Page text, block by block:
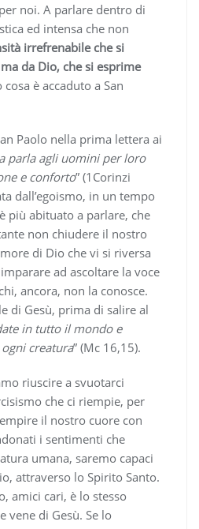
noi. A parlare dentro di
ed intensa che non
irrefrenabile che si
da Dio, che si esprime
cosa è accaduto a San
Paolo nella prima lettera ai
parla agli uomini per loro
e conforto” (1Corinzi
dall’egoismo, in un tempo
più abituato a parlare, che
non chiudere il nostro
di Dio che vi si riversa
ad ascoltare la voce
ancora, non la conosce.
di Gesù, prima di salire al
in tutto il mondo e
creatura” (Mc 16,15).
riuscire a svuotarci
che ci riempie, per
il nostro cuore con
i sentimenti che
umana, saremo capaci
attraverso lo Spirito Santo.
amici cari, è lo stesso
vene di Gesù. Se lo